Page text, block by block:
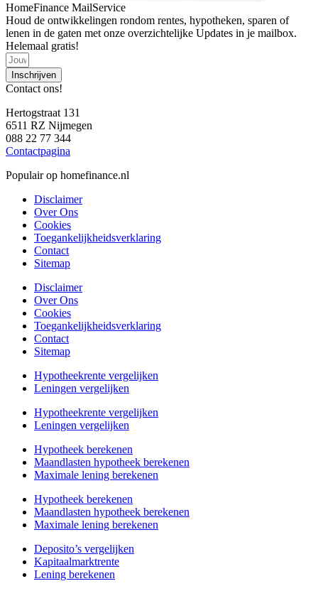
HomeFinance MailService
Houd de ontwikkelingen rondom rentes, hypotheken, sparen of
lenen in de gaten met onze overzichtelijke Updates in je mailbox.
Helemaal gratis!
Inschrijven
Contact ons!
Hertogstraat 131
6511 RZ Nijmegen
088 22 77 344
Contactpagina
Populair op homefinance.nl
Disclaimer
Over Ons
Cookies
Toegankelijkheidsverklaring
Contact
Sitemap
Disclaimer
Over Ons
Cookies
Toegankelijkheidsverklaring
Contact
Sitemap
Hypotheekrente vergelijken
Leningen vergelijken
Hypotheekrente vergelijken
Leningen vergelijken
Hypotheek berekenen
Maandlasten hypotheek berekenen
Maximale lening berekenen
Hypotheek berekenen
Maandlasten hypotheek berekenen
Maximale lening berekenen
Deposito’s vergelijken
Kapitaalmarktrente
Lening berekenen